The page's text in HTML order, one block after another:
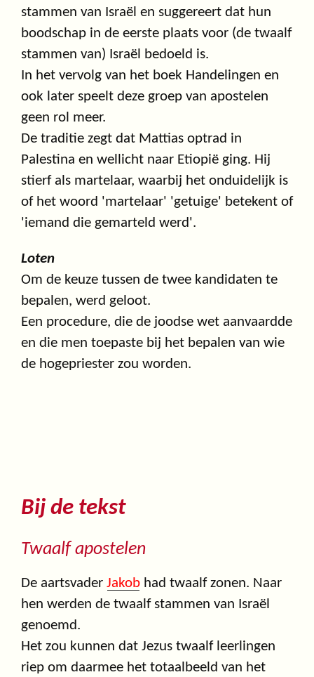
stammen van Israël en suggereert dat hun
boodschap in de eerste plaats voor (de twaalf
stammen van) Israël bedoeld is.
In het vervolg van het boek Handelingen en
ook later speelt deze groep van apostelen
geen rol meer.
De traditie zegt dat Mattias optrad in
Palestina en wellicht naar Etiopië ging. Hij
stierf als martelaar, waarbij het onduidelijk is
of het woord 'martelaar' 'getuige' betekent of
'iemand die gemarteld werd'.
Loten
Om de keuze tussen de twee kandidaten te
bepalen, werd geloot.
Een procedure, die de joodse wet aanvaardde
en die men toepaste bij het bepalen van wie
de hogepriester zou worden.
Bij de tekst
Twaalf apostelen
De aartsvader Jakob had twaalf zonen. Naar
hen werden de twaalf stammen van Israël
genoemd.
Het zou kunnen dat Jezus twaalf leerlingen
riep om daarmee het totaalbeeld van het